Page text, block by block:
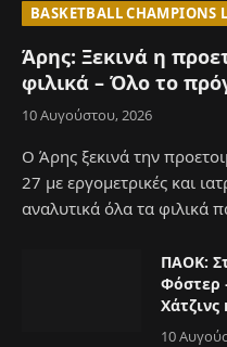
BASKETBALL CHAMPIONS
Άρης: Ξεκινά η
φιλικά – Όλο το
10 Αυγούστου, 2026
Ο Άρης ξεκινά την
27 με εργομετρικές και
αναλυτικά όλα τα φιλικά
ΠΑΟΚ:
Φόστερ
10